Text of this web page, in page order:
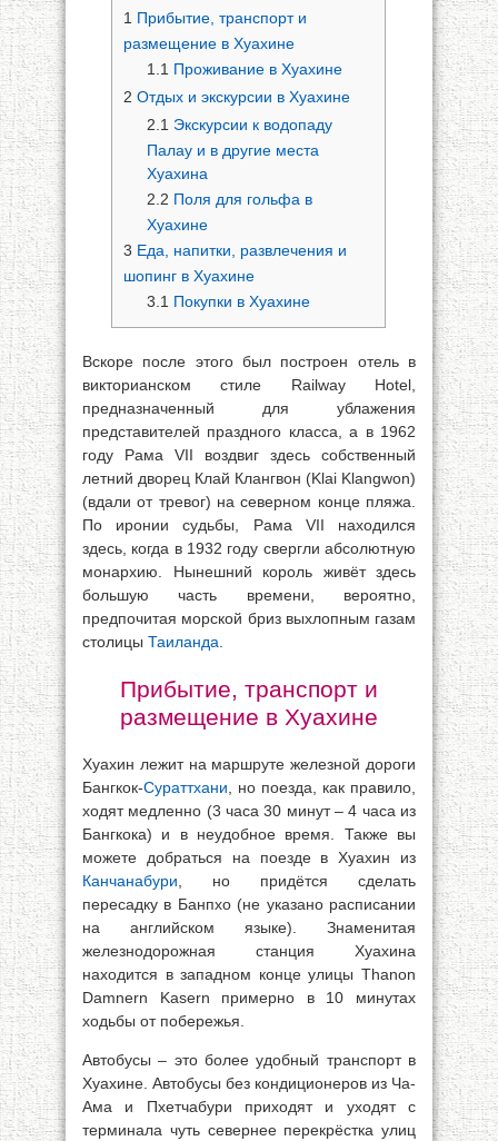
1 Прибытие, транспорт и
размещение в Хуахине
1.1 Проживание в Хуахине
2 Отдых и экскурсии в Хуахине
2.1 Экскурсии к водопаду
Палау и в другие места
Хуахина
2.2 Поля для гольфа в
Хуахине
3 Еда, напитки, развлечения и
шопинг в Хуахине
3.1 Покупки в Хуахине
Вскоре после этого был построен отель в
викторианском стиле Railway Hotel,
предназначенный для ублажения
представителей праздного класса, а в 1962
году Рама VII воздвиг здесь собственный
летний дворец Клай Клангвон (Klai Klangwon)
(вдали от тревог) на северном конце пляжа.
По иронии судьбы, Рама VII находился
здесь, когда в 1932 году свергли абсолютную
монархию. Нынешний король живёт здесь
большую часть времени, вероятно,
предпочитая морской бриз выхлопным газам
столицы Таиланда
Прибытие, транспорт и
размещение в Хуахине
Хуахин лежит на маршруте железной дороги
Бангкок-Сураттхани , но поезда, как правило,
ходят медленно (3 часа 30 минут – 4 часа из
Бангкока) и в неудобное время. Также вы
можете добраться на поезде в Хуахин из
Канчанабури , но придётся сделать
пересадку в Банпхо (не указано расписании
на английском языке). Знаменитая
железнодорожная станция Хуахина
находится в западном конце улицы Thanon
Damnern Kasern примерно в 10 минутах
ходьбы от побережья.
Автобусы – это более удобный транспорт в
Хуахине. Автобусы без кондиционеров из Ча-
Ама и Пхетчабури приходят и уходят с
терминала чуть севернее перекрёстка улиц